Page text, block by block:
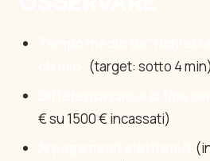
(target: sotto 4 min)
€ su 1500 € incassati)